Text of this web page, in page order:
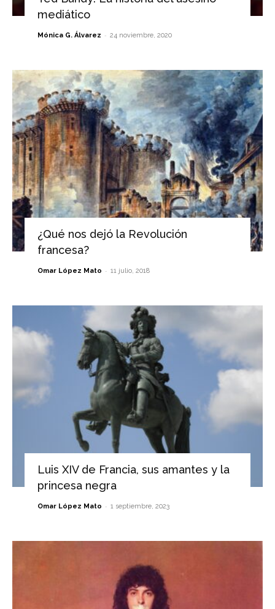
mediático
Mónica G. Álvarez - 24 noviembre, 2020
¿Qué nos dejó la Revolución
francesa?
Omar López Mato - 11 julio, 2018
Luis XIV de Francia, sus amantes y la
princesa negra
Omar López Mato - 1 septiembre, 2023